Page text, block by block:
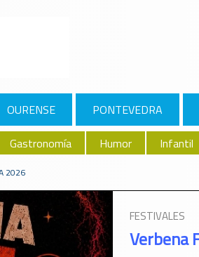
OURENSE PONTEVEDRA
Gastronomía Humor Infantil
2026
FESTIVALES
Verbena